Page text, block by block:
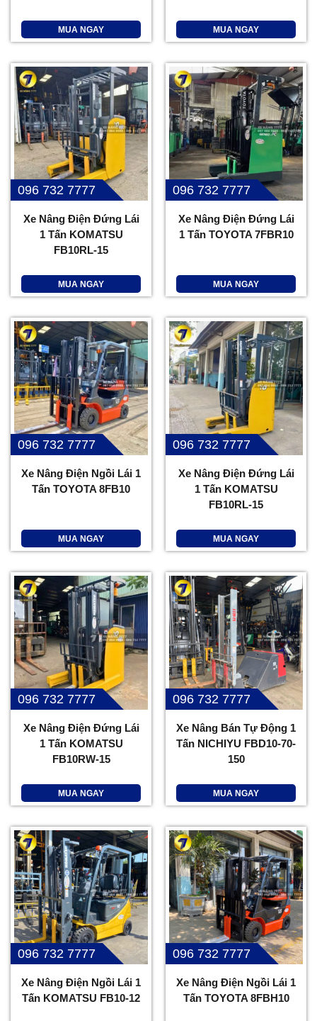
MUA NGAY MUA NGAY
096 732 7777
Xe Nâng Điện Đứng Lái
1 Tấn KOMATSU
FB10RL-15
MUA NGAY
096 732 7777
Xe Nâng Điện Đứng Lái
1 Tấn TOYOTA 7FBR10
MUA NGAY
096 732 7777
Xe Nâng Điện Ngồi Lái 1
Tấn TOYOTA 8FB10
MUA NGAY
096 732 7777
Xe Nâng Điện Đứng Lái
1 Tấn KOMATSU
FB10RL-15
MUA NGAY
096 732 7777
Xe Nâng Điện Đứng Lái
1 Tấn KOMATSU
FB10RW-15
MUA NGAY
096 732 7777
Xe Nâng Bán Tự Động 1
Tấn NICHIYU FBD10-70-
150
MUA NGAY
096 732 7777
Xe Nâng Điện Ngồi Lái 1
Tấn KOMATSU FB10-12
096 732 7777
Xe Nâng Điện Ngồi Lái 1
Tấn TOYOTA 8FBH10